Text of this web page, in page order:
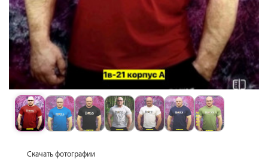
Скачать фотографии